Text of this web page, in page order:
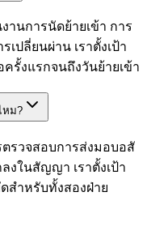
านการนัดย้ายเข้า การ
ปลี่ยนผ่าน เราตั้งเป้า
รั้งแรกจนถึงวันย้ายเข้า
หม?
รวจสอบการส่งมอบอสั
งในสัญญา เราตั้งเป้า
สำหรับทั้งสองฝ่าย